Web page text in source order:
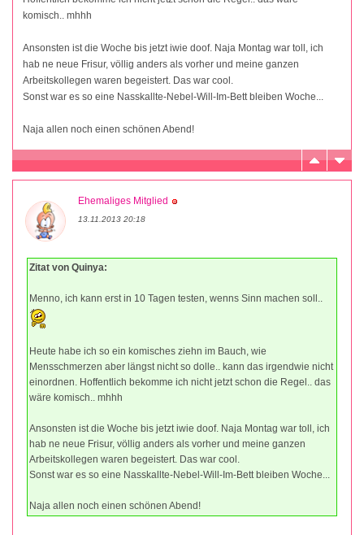
komisch.. mhhh
Ansonsten ist die Woche bis jetzt iwie doof. Naja Montag war toll, ich
hab ne neue Frisur, völlig anders als vorher und meine ganzen
Arbeitskollegen waren begeistert. Das war cool.
Sonst war es so eine Nasskallte-Nebel-Will-Im-Bett bleiben Woche...
Naja allen noch einen schönen Abend!
Ehemaliges Mitglied
13.11.2013 20:18
Zitat von Quinya:
Menno, ich kann erst in 10 Tagen testen, wenns Sinn machen soll..
Heute habe ich so ein komisches ziehn im Bauch, wie
Mensschmerzen aber längst nicht so dolle.. kann das irgendwie nicht
einordnen. Hoffentlich bekomme ich nicht jetzt schon die Regel.. das
wäre komisch.. mhhh
Ansonsten ist die Woche bis jetzt iwie doof. Naja Montag war toll, ich
hab ne neue Frisur, völlig anders als vorher und meine ganzen
Arbeitskollegen waren begeistert. Das war cool.
Sonst war es so eine Nasskallte-Nebel-Will-Im-Bett bleiben Woche...
Naja allen noch einen schönen Abend!